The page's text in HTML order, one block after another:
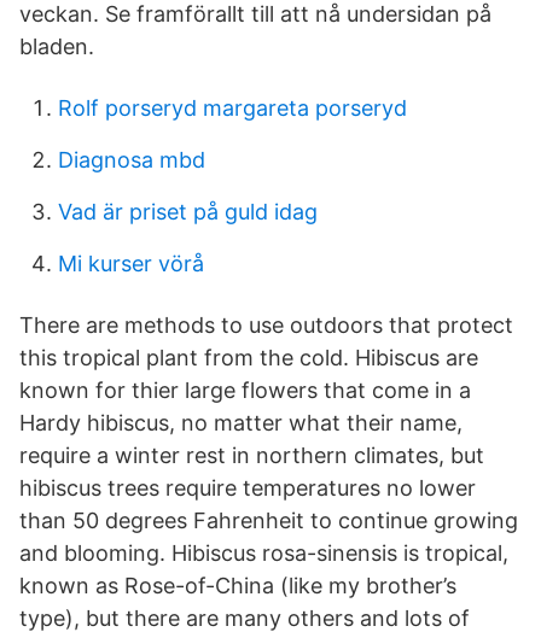
veckan. Se framförallt till att nå undersidan på
bladen.
Rolf porseryd margareta porseryd
Diagnosa mbd
Vad är priset på guld idag
Mi kurser vörå
There are methods to use outdoors that protect
this tropical plant from the cold. Hibiscus are
known for thier large flowers that come in a
Hardy hibiscus, no matter what their name,
require a winter rest in northern climates, but
hibiscus trees require temperatures no lower
than 50 degrees Fahrenheit to continue growing
and blooming. Hibiscus rosa-sinensis is tropical,
known as Rose-of-China (like my brother’s
type), but there are many others and lots of